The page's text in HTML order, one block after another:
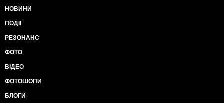
НОВИНИ
ПОДІЇ
РЕЗОНАНС
ФОТО
ВІДЕО
ФОТОШОПИ
БЛОГИ